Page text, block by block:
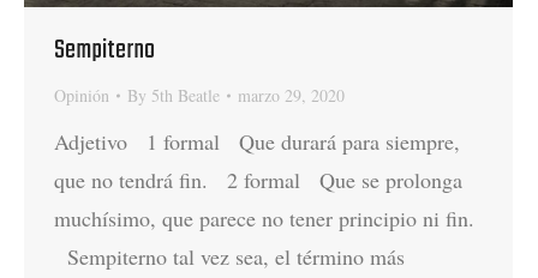
Sempiterno
Opinión By 5th Beatle marzo 29, 2020
Adjetivo 1 formal Que durará para siempre,
que no tendrá fin. 2 formal Que se prolonga
muchísimo, que parece no tener principio ni fin.
Sempiterno tal vez sea, el término más